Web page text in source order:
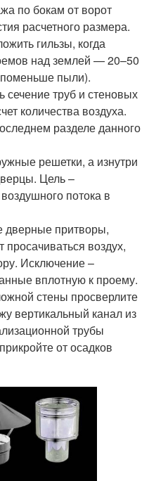
по бокам от ворот
расчетного размера.
гильзы, когда
над землей — 20–50
пыли).
труб и стеновых
количества воздуха.
разделе данного
решетки, а изнутри
Цель –
потока в
дверные притворы,
просачиваться воздух,
Исключение –
вплотную к проему.
стены просверлите
вертикальный канал из
трубы
от осадков